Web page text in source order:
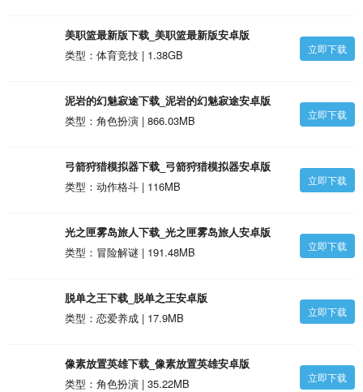
美职篮最新版下载_美职篮最新版安卓版
类型：体育竞技 | 1.38GB
立即下载
泥岩的幻魅寂途下载_泥岩的幻魅寂途安卓版
类型：角色扮演 | 866.03MB
立即下载
弓箭狩猎模拟器下载_弓箭狩猎模拟器安卓版
类型：动作格斗 | 116MB
立即下载
光之匣雾岛旅人下载_光之匣雾岛旅人安卓版
类型：冒险解谜 | 191.48MB
立即下载
脱单之王下载_脱单之王安卓版
类型：恋爱养成 | 17.9MB
立即下载
像素放置英雄下载_像素放置英雄安卓版
类型：角色扮演 | 35.22MB
立即下载